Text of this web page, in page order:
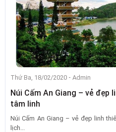
Thứ Ba, 18/02/2020 - Admin
Núi Cấm An Giang – vẻ đẹp
tâm linh
Núi Cấm An Giang – vẻ đẹp linh
lịch...